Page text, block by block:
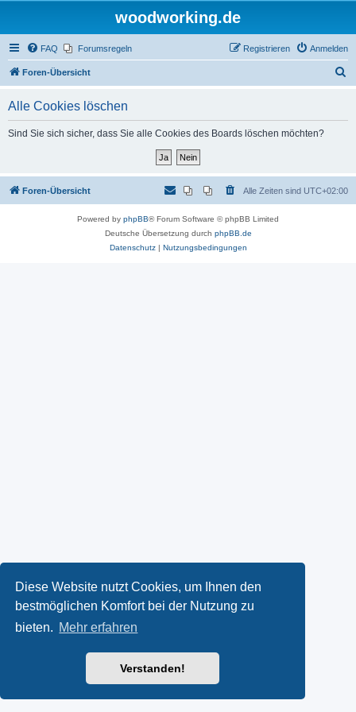
Diese Website nutzt Cookies, um Ihnen den
bestmöglichen Komfort bei der Nutzung zu
bieten. Mehr erfahren
Verstanden!
woodworking.de
FAQ Forumsregeln Anmelden
Registrieren
Foren-Übersicht
Alle Cookies löschen
Sind Sie sich sicher, dass Sie alle Cookies des Boards löschen möchten?
Foren-Übersicht Alle Zeiten sind UTC+02:00
Powered by phpBB® Forum Software © phpBB Limited
Deutsche Übersetzung durch phpBB.de
Datenschutz| Nutzungsbedingungen